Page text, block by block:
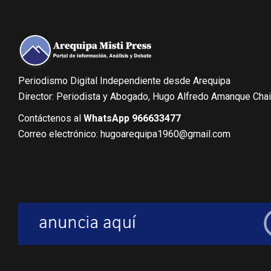
Periodismo Digital Independiente desde Arequipa
Director: Periodista y Abogado, Hugo Alfredo Amanque
Contáctenos al WhatsApp 966633477
Correo electrónico: hugoarequipa1960@gmail.com